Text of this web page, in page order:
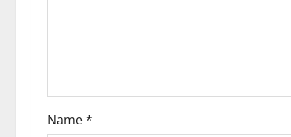
o
Name*